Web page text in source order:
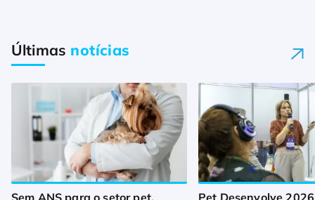
Últimas notícias
Sem ANS para o setor pet,
Pet Desenvolve